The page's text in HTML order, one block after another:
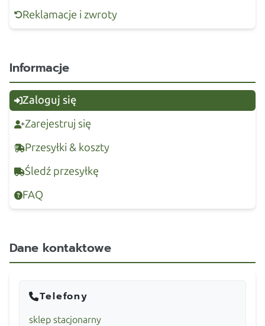
Reklamacje i zwroty
Informacje
Zaloguj się
Zarejestruj się
Przesyłki & koszty
Śledź przesyłkę
FAQ
Dane kontaktowe
Telefony
sklep stacjonarny